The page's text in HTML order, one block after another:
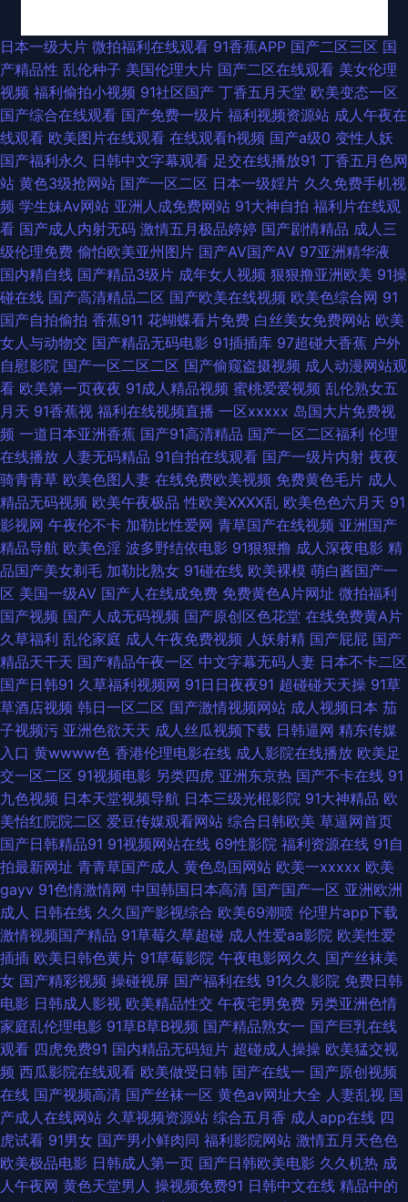
久久青青肏 99东京热 殴美日韩成人扬院 亚洲黄色电影1 91副利社 ts色av 成
人a三级 国产精品在线久久 免费成人福利 天天干人操 做爱丝足网 国产ts色
色一区 九九福利导航 日本妞妞基地 伊人精品福利视频 A级香蕉视频 高清
91ncn 美女电影色色 午夜av伦理 A片播放 国产成人黄色在线 老司机天堂 草
草浮力影院 久草社区视频在线 午夜插逼网址网站 91午夜 东京热亚洲色图 黄
色影片在线观看 日韩AV首 亚洲五夜剧场 97资源人妻 成人香蕉视频在线 国
产熟女肏屄视频 美女91视频 丝袜美腿中文字幕 东京热天堂网 欧美国产专区
偷窥自拍99 91麻豆国产蜜臀 超碰99自拍 国产探花第一页 欧美另类拳交 五
月婷婷社区 91av 97在线 东方黑色av网站 黄色av小说网址 欧美性福利影院
日韩国产久久 91ncom处女 97超碰免费 大香蕉网啪啪网 免费亚洲精品色片
91人妻超碰 韩国avvv 日韩三级网站 亚洲国产天堂 97美女在线视频 福利社
香蕉 蜜臀91色 日本色直播 视频综合久 91入囗 91韩剧网tv 综合色图 成人午
夜剧场 国内精品一二 免费看片成人91 欧美呦呦啊啊啊 午夜免费视频 97福利
网 操人妖网 狠狠操综合网 欧美aa网页 瑟瑟导航 91国内在线播放 www色图
com 国产交配日韩 九九福利社 欧美一级二级 神马午夜传媒 中文字幕丰满少
妇 国产剧情三区 久久精品人妻 欧美亚洲小说网 日韩精品乱 亚洲AU AV熟女
福利APP导航 九一福利网 欧美色人妖 色五月偷拍 91论坛在线 俺去也视频 国
产91精品密 黑丝袜喷水视频网 五月天大香蕉婷 91夜射猫 草莓视频COP 国产
AV五码豆花 加勒比东京热天堂 丝袜性爱免费视频 2026男人网站 91伊人视
频 操日韩美在线 韩国91大片 麻豆熟女 人人摸人人干人人 瑟瑟视屏 午夜射
AV 中文字幕日产av 成人在线免费观看 韩国级AV免费看 另类av网站 色婷婷
福利网 91福利姬免费看 大香蕉伊色 九九热WWww 免费看黃色网 深夜福利
视频网址 综合爱爱 97色色影视 超碰碰影院 国产草莓 九九综合色网 人妖啪
啪网站 亚洲网站黄页 91熟女网站 超碰人家爱 久草性爱视频 欧洲九九色 色色
资源战 亚洲欧美性交 www五月天色 性爱福利视频 91午夜色色 成人性交生
活影视 精品爱啪 欧美福利影院 在线电影黄色 www日韩精品 韩国无码影院
日本一级大片 微拍福利在线观看 91香蕉APP 国产二区三区 国
产精品性 乱伦种子 美国伦理大片 国产二区在线观看 美女伦理
视频 福利偷拍小视频 91社区国产 丁香五月天堂 欧美变态一区
国产综合在线观看 国产免费一级片 福利视频资源站 成人午夜在
线观看 欧美图片在线观看 在线观看h视频 国产a级0 变性人妖
国产福利永久 日韩中文字幕观看 足交在线播放91 丁香五月色网
站 黄色3级抢网站 国产一区二区 日本一级婬片 久久免费手机视
频 学生妹Av网站 亚洲人成免费网站 91大神自拍 福利片在线观
看 国产成人内射无码 激情五月极品婷婷 国产剧情精品 成人三
级伦理免费 偷怕欧美亚州图片 国产AV国产AV 97亚洲精华液
国内精自线 国产精品3级片 成年女人视频 狠狠撸亚洲欧美 91操
碰在线 国产高清精品二区 国产欧美在线视频 欧美色综合网 91
国产自拍偷拍 香蕉911 花蝴蝶看片免费 白丝美女免费网站 欧美
女人与动物交 国产精品无码电影 91插插库 97超碰大香蕉 户外
自慰影院 国产一区二区二区 国产偷窥盗摄视频 成人动漫网站观
看 欧美第一页夜夜 91成人精品视频 蜜桃爱爱视频 乱伦熟女五
月天 91香蕉视 福利在线视频直播 一区xxxxx 岛国大片免费视
频 一道日本亚洲香蕉 国产91高清精品 国产一区二区福利 伦理
在线播放 人妻无码精品 91自拍在线观看 国产一级片内射 夜夜
骑青青草 欧美色图人妻 在线免费欧美视频 免费黄色毛片 成人
精品无码视频 欧美午夜极品 性欧美ⅩⅩⅩⅩ乱 欧美色色六月天 91
影视网 午夜伦不卡 加勒比性爱网 青草国产在线视频 亚洲国产
精品导航 欧美色淫 波多野结依电影 91狠狠撸 成人深夜电影 精
品国产美女剃毛 加勒比熟女 91碰在线 欧美裸模 萌白酱国产一
区 美国一级AV 国产人在线成免费 免费黄色A片网址 微拍福利
国产视频 国产人成无码视频 国产原创区色花堂 在线免费黄A片
久草福利 乱伦家庭 成人午夜免费视频 人妖射精 国产屁屁 国产
精品天干天 国产精品午夜一区 中文字幕无码人妻 日本不卡二区
国产日韩91 久草福利视频网 91日日夜夜91 超碰碰天天操 91草
草酒店视频 韩日一区二区 国产激情视频网站 成人视频日本 茄
子视频污 亚洲色欲天天 成人丝瓜视频下载 日韩逼网 精东传媒
入口 黄wwww色 香港伦理电影在线 成人影院在线播放 欧美足
交一区二区 91视频电影 另类四虎 亚洲东京热 国产不卡在线 91
九色视频 日本天堂视频导航 日本三级光棍影院 91大神精品 欧
美怡红院院二区 爱豆传媒观看网站 综合日韩欧美 草逼网首页
国产日韩精品91 91视频网站在线 69性影院 福利资源在线 91自
拍最新网址 青青草国产成人 黄色岛国网站 欧美一xxxxx 欧美
gayv 91色情激情网 中国韩国日本高清 国产国产一区 亚洲欧洲
成人 日韩在线 久久国产影视综合 欧美69潮喷 伦理片app下载
激情视频国产精品 91草莓久草超碰 成人性爱aa影院 欧美性爱
插插 欧美日韩色黄片 91草莓影院 午夜电影网久久 国产丝袜美
女 国产精彩视频 操碰视屏 国产福利在线 91久久影院 免费日韩
电影 日韩成人影视 欧美精品性交 午夜宅男免费 另类亚洲色情
家庭乱伦理电影 91草B草B视频 国产精品熟女一 国产巨乳在线
观看 四虎免费91 国内精品无码短片 超碰成人操操 欧美猛交视
频 西瓜影院在线观看 欧美做受日韩 国产在线一 国产原创视频
在线 国产视频高清 国产丝袜一区 黄色av网址大全 人妻乱视 国
产成人在线网站 久草视频资源站 综合五月香 成人app在线 四
虎试看 91男女 国产男小鲜肉同 福利影院网站 激情五月天色色
欧美极品电影 日韩成人第一页 国产日韩欧美电影 久久机热 成
人午夜网 黄色天堂男人 操视频免费91 日韩中文在线 精品中的